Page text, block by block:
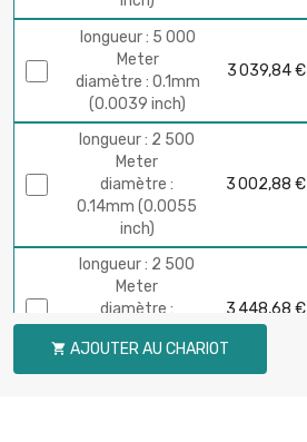
longueur : 5 000
Meter
diamètre : 0.1mm
(0.0039 inch)
3 039,84 €
longueur : 2 500
Meter
diamètre :
0.14mm (0.0055
inch)
3 002,88 €
longueur : 2 500
Meter
diamètre :
inch)
3 448,68 €
 AJOUTER AU CHARIOT